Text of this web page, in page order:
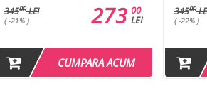
34500LEI
( -21% )
00
LEI
273
CUMPARA ACUM
34500
( -22% )